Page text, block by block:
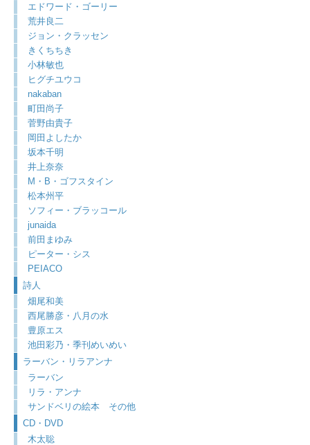
エドワード・ゴーリー
荒井良二
ジョン・クラッセン
きくちちき
小林敏也
ヒグチユウコ
nakaban
町田尚子
菅野由貴子
岡田よしたか
坂本千明
井上奈奈
M・B・ゴフスタイン
松本州平
ソフィー・ブラッコール
junaida
前田まゆみ
ピーター・シス
PEIACO
詩人
畑尾和美
西尾勝彦・八月の水
豊原エス
池田彩乃・季刊めいめい
ラーバン・リラアンナ
ラーバン
リラ・アンナ
サンドベリの絵本 その他
CD・DVD
木太聡